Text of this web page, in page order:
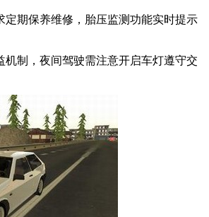
定期保养维修，胎压监测功能实时提示
机制，夜间驾驶需注意开启车灯遵守交